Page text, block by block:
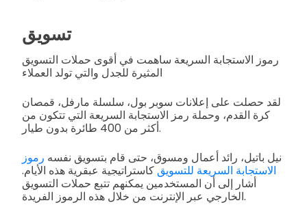
تسويق
رموز الاستجابة السريعة ساهمت في أقوى حملات التسويق
المثيرة للجدل والتي تولد العملاء
لقد حصلت على إعلانات سوبر بول، سلسلة مارفل، قمصان
كرة القدم، وحملة رمز الاستجابة السريعة التي تتكون من
أكثر من 400 طائرة بدون طيار.
نيل باتيل، رائد أعمال ومسوق، حتى قام بتسويق نفسه رموز
الاستجابة السريعة للتسويقكاستراتيجية عبقرية هذه الأيام.
أشار إلى أن المستخدمين يمكنهم تتبع حملات التسويق
الخارجي عبر الإنترنت من خلال هذه الرموز الفريدة.